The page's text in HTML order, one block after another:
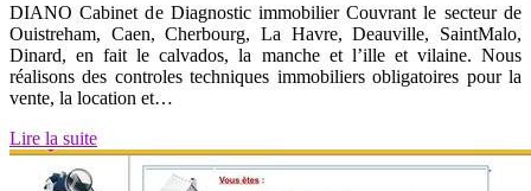
DIANO Cabinet de Diagnostic immobilier Couvrant le secteur de
Ouistreham, Caen, Cherbourg, La Havre, Deauville, SaintMalo,
Dinard, en fait le calvados, la manche et l’ille et vilaine. Nous
réalisons des controles techniques immobiliers obligatoires pour la
vente, la location et…
Lire la suite